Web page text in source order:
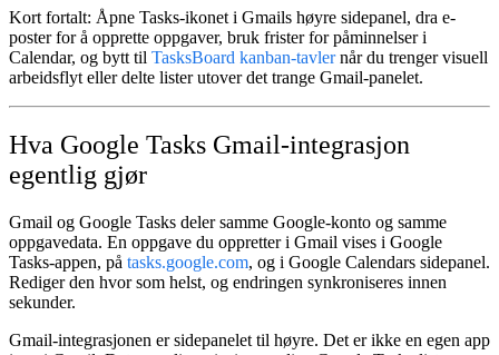
Kort fortalt: Åpne Tasks-ikonet i Gmails høyre sidepanel, dra e-
poster for å opprette oppgaver, bruk frister for påminnelser i
Calendar, og bytt til TasksBoard kanban-tavlernår du trenger visuell
arbeidsflyt eller delte lister utover det trange Gmail-panelet.
Hva Google Tasks Gmail-integrasjon
egentlig gjør
Gmail og Google Tasks deler samme Google-konto og samme
oppgavedata. En oppgave du oppretter i Gmail vises i Google
Tasks-appen, på tasks.google.com, og i Google Calendars sidepanel.
Rediger den hvor som helst, og endringen synkroniseres innen
sekunder.
Gmail-integrasjonen er sidepanelet til høyre. Det er ikke en egen app